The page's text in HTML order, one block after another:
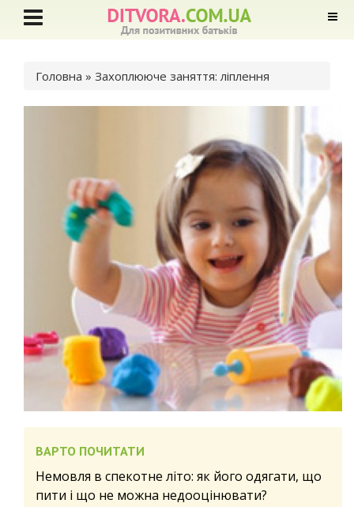
Ви є тут
Головна » Захоплююче заняття: ліплення
ВАРТО ПОЧИТАТИ
Немовля в спекотне літо: як його одягати, що
пити і що не можна недооцінювати?